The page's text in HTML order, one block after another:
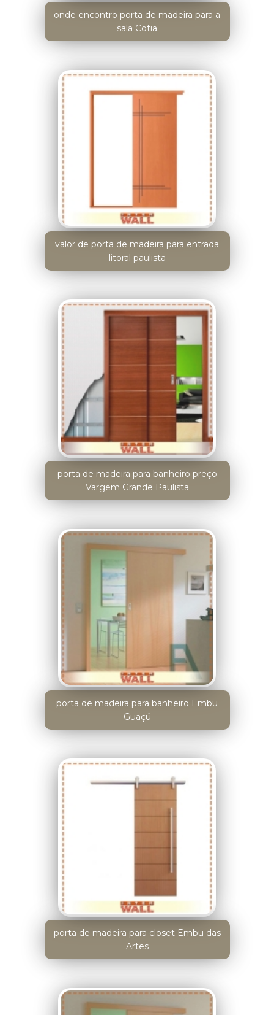
onde encontro porta de madeira para a
sala Cotia
valor de porta de madeira para entrada
litoral paulista
porta de madeira para banheiro preço
Vargem Grande Paulista
porta de madeira para banheiro Embu
Guaçú
porta de madeira para closet Embu das
Artes